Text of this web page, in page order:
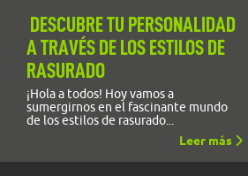
DESCUBRE TU PERSONALIDAD
A TRAVÉS DE LOS ESTILOS DE
RASURADO
¡Hola a todos! Hoy vamos a
sumergirnos en el fascinante mundo
de los estilos de rasurado...
Leer más